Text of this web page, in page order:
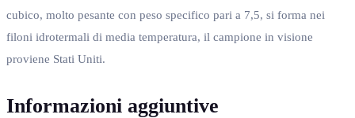
cubico, molto pesante con peso specifico pari a 7,5, si forma nei
filoni idrotermali di media temperatura, il campione in visione
proviene Stati Uniti.
Informazioni aggiuntive